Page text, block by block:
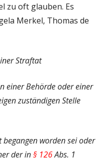
zu oft glauben. Es
Merkel, Thomas de
Straftat
einer Behörde oder einer
zuständigen Stelle
begangen worden sei oder
der in§ 126Abs. 1